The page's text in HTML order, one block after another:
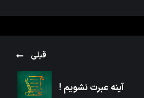
قبلی
آینه عبرت نشویم !